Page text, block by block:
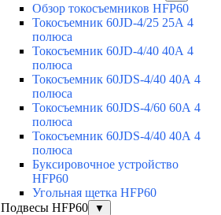
Обзор токосъемников HFP60
Токосъемник 60JD-4/25 25А 4
полюса
Токосъемник 60JD-4/40 40А 4
полюса
Токосъемник 60JDS-4/40 40А 4
полюса
Токосъемник 60JDS-4/60 60А 4
полюса
Токосъемник 60JDS-4/40 40А 4
полюса
Буксировочное устройство
HFP60
Угольная щетка HFP60
Подвесы HFP60
▼